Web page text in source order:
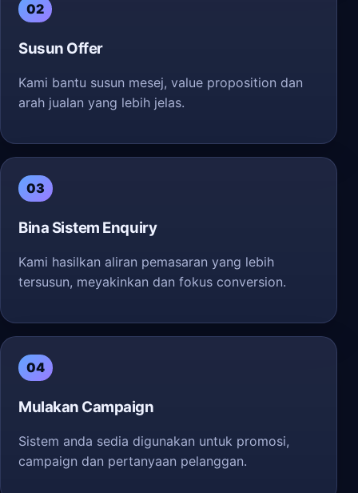
02
Susun Offer
Kami bantu susun mesej, value proposition dan
arah jualan yang lebih jelas.
03
Bina Sistem Enquiry
Kami hasilkan aliran pemasaran yang lebih
tersusun, meyakinkan dan fokus conversion.
04
Mulakan Campaign
Sistem anda sedia digunakan untuk promosi,
campaign dan pertanyaan pelanggan.